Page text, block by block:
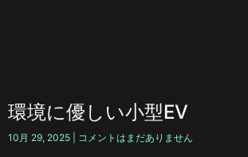
環境に優しい小型EV
10月 29, 2025 コメントはまだありません